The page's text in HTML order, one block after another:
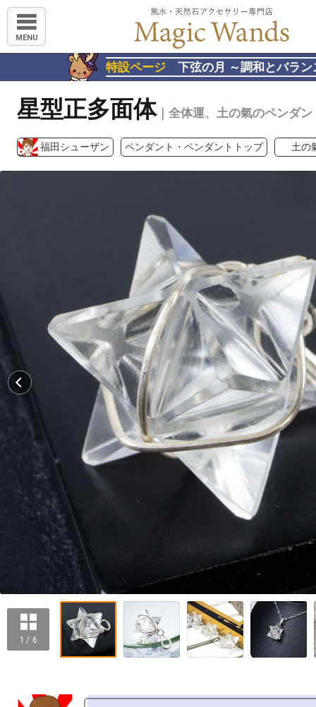
MENU
特設ページ 下弦の月 ～調和とバラン
星型正多面体｜全体運、土の氣のペンダン
福田シューザン ペンダント・ペンダントトップ 土の
1 / 6